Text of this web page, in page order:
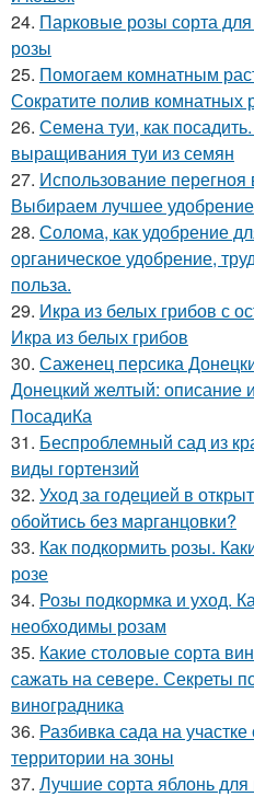
24. Парковые розы сорта
розы
25. Помогаем комнатным
Сократите полив комнатных
26. Семена туи, как
выращивания туи из семян
27. Использование перегноя
Выбираем лучшее удобрение
28. Солома, как удобрение
органическое удобрение,
польза.
29. Икра из белых грибов с
Икра из белых грибов
30. Саженец персика
Донецкий желтый: описание
ПосадиКа
31. Беспроблемный сад из
виды гортензий
32. Уход за годецией в
обойтись без марганцовки?
33. Как подкормить розы.
розе
34. Розы подкормка и уход.
необходимы розам
35. Какие столовые сорта
сажать на севере. Секреты
виноградника
36. Разбивка сада на
территории на зоны
37. Лучшие сорта яблонь для